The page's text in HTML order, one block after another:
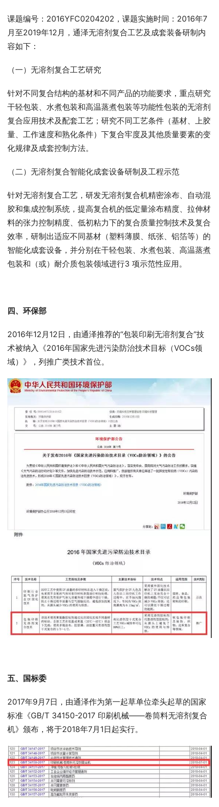
课题编号：2016YFC0204202，课题实施时间：2016年7
月至2019年12月，通泽无溶剂复合工艺及成套装备研制内
容如下：
（一）无溶剂复合工艺研究
针对不同复合结构的基材和不同产品的功能要求，重点研究
干轻包装、水煮包装和高温蒸煮包装等功能性包装的无溶剂
复合应用技术及配套工艺；研究不同工艺条件（基材、上胶
量、工作速度和熟化条件）下复合牢度及其他质量要素的变
化规律及成套控制方法。
（二）无溶剂复合智能化成套设备研制及工程示范
针对无溶剂复合工艺，研发无溶剂复合机精密涂布、自动混
胶和集成控制系统，提高复合机的低定量涂布精度、拉伸材
料的张力控制精度、低初粘力下的复合质量控制技术及复合
效率，研制出适应不同基材（塑料薄膜、纸张、铝箔等）的
智能化成套设备，并分别在干轻包装、水煮包装、高温蒸煮
包装和（或）耐介质包装领域进行3 项示范性应用。
四、环保部
2016年12月12日，由通泽推荐的“包装印刷无溶剂复合”技
术被纳入《2016年国家先进污染防治技术目标（VOCs领
域）》，列推广类技术首位。
五、国标委
2017年9月7日，由通泽作为第一起草单位牵头起草的国家
标准《GB/T 34150-2017 印刷机械——卷筒料无溶剂复合
机》颁布，将于2018年7月1日起实行。